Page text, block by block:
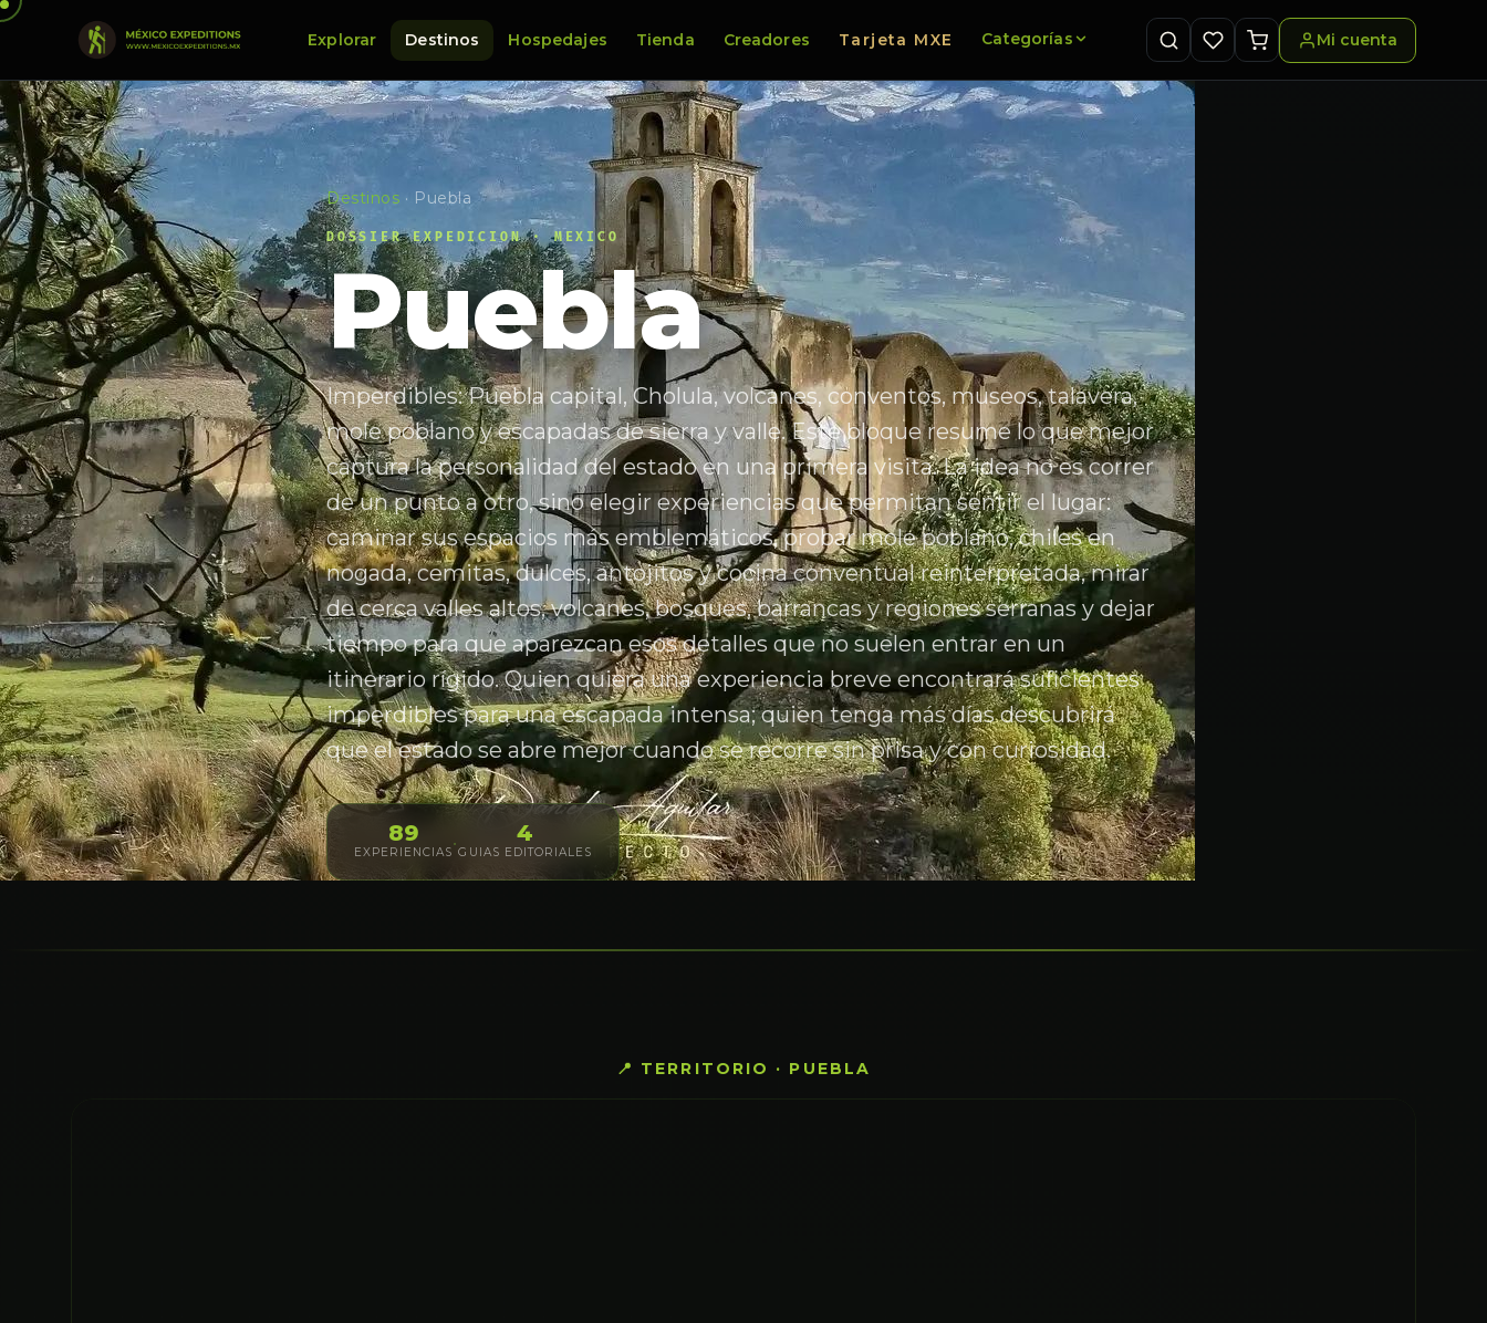
Explorar Destinos Hospedajes Tienda Creadores Tarjeta MXE Categorías Mi cuenta
Destinos · Puebla
DOSSIER EXPEDICION · MEXICO
Puebla
Imperdibles: Puebla capital, Cholula, volcanes, conventos, museos, talavera,
mole poblano y escapadas de sierra y valle. Este bloque resume lo que mejor
captura la personalidad del estado en una primera visita. La idea no es correr
de un punto a otro, sino elegir experiencias que permitan sentir el lugar:
caminar sus espacios más emblemáticos, probar mole poblano, chiles en
nogada, cemitas, dulces, antojitos y cocina conventual reinterpretada, mirar
de cerca valles altos, volcanes, bosques, barrancas y regiones serranas y dejar
tiempo para que aparezcan esos detalles que no suelen entrar en un
itinerario rígido. Quien quiera una experiencia breve encontrará suficientes
imperdibles para una escapada intensa; quien tenga más días descubrirá
que el estado se abre mejor cuando se recorre sin prisa y con curiosidad.
89
EXPERIENCIAS· 4
GUIAS EDITORIALES
📍 TERRITORIO · PUEBLA